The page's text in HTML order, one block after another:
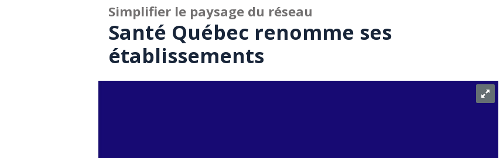
Simplifier le paysage du réseau
Santé Québec renomme ses
établissements